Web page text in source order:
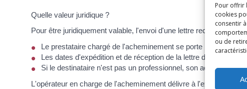
Pour offrir
cookies
consentir
ou de
Quelle valeur juridique ?
Pour être juridiquement valable, l'envoi d'une lettre recommandée
Le prestataire chargé de l'acheminement se porte
Les dates d'expédition et de réception de la lettre doivent être
Si le destinataire n'est pas un professionnel, son accord
L'opérateur en charge de l'acheminement délivre à l'expéditeur